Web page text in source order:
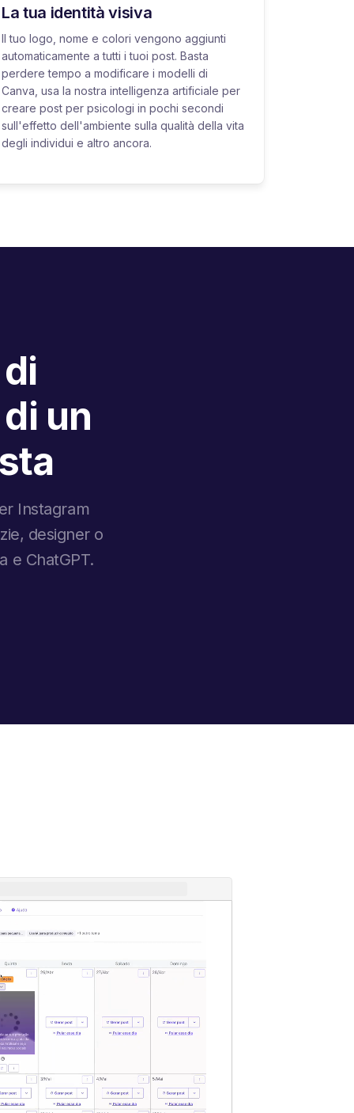
La tua identità visiva
Il tuo logo, nome e colori vengono aggiunti
automaticamente a tutti i tuoi post. Basta
perdere tempo a modificare i modelli di
Canva, usa la nostra intelligenza artificiale per
creare post per psicologi in pochi secondi
sull'effetto dell'ambiente sulla qualità della vita
degli individui e altro ancora.
un
Instagram
designer o
e ChatGPT.